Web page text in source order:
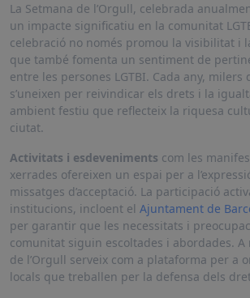
La Setmana de l’Orgull, celebrada
un impacte significatiu en la comunitat
celebració no només promou la visibilitat i
que també fomenta un sentiment de
entre les persones LGTBI. Cada any,
s’uneixen per reivindicar els drets i la
ambient festiu que reflecteix la riquesa
ciutat.
Activitats i esdeveniments com les
xerrades ofereixen un espai per a
missatges d’acceptació. La participació
institucions, incloent el Ajuntament de
per garantir que les necessitats i
comunitat siguin escoltades i abordades. A
de l’Orgull serveix com a plataforma per a
locals que treballen per la defensa dels